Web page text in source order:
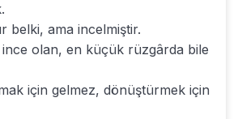
belki, ama incelmiştir.
olan, en küçük rüzgârda bile
için gelmez, dönüştürmek için